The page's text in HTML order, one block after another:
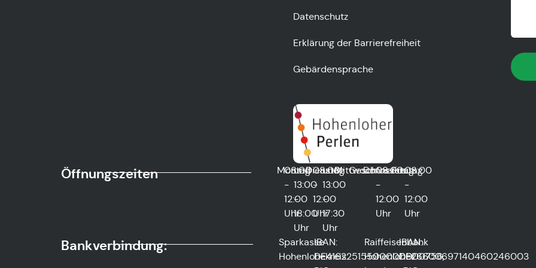
Datenschutz
Erklärung der Barrierefreiheit
Gebärdensprache
Öffnungszeiten Montag
08:00
-
12:00
Uhr
und
13:00
-
18:00
Uhr
Dienstag
08:00
-
12:00
Uhr
und
13:00
-
17:30
Uhr
Mittwoch
Geschlossen
Donnerstag
08:00
-
12:00
Uhr
Freitag
08:00
-
12:00
Uhr
Bankverbindung:
Sparkasse
Hohenlohekreis:
IBAN:
DE41622515500000000756,
Raiffeisenbank
Hohenloher
IBAN:
DE26600697140460246003